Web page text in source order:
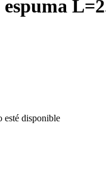
esté disponible